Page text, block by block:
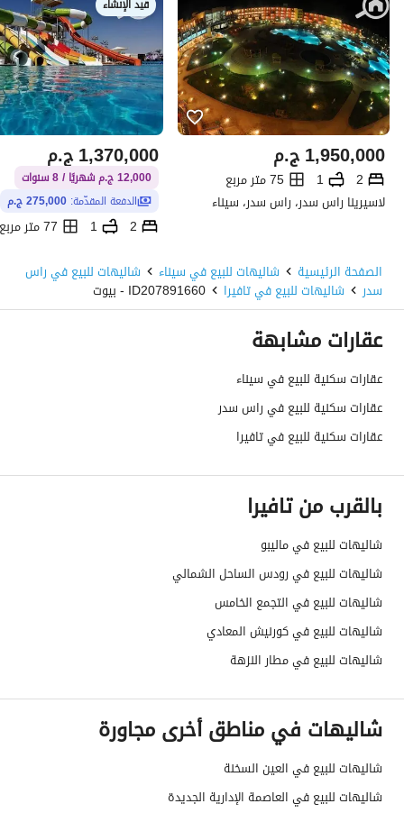
ج.م1,950,000
2
1
75 متر مربع
لاسيرينا راس سدر، راس سدر، سيناء
قيد الإنشاء
ج.م1,370,000
12,000 ج.م شهريًا / 8 سنوات
الدفعة المقدّمة: 275,000 ج.م
2
1
77 متر مربع
الصفحة الرئيسية
شاليهات للبيع في سيناء شاليهات للبيع في راس
سدر شاليهات للبيع في تافيرا ID207891660 - بيوت
عقارات مشابهة
عقارات سكنية للبيع في سيناء
عقارات سكنية للبيع في راس سدر
عقارات سكنية للبيع في تافيرا
بالقرب من تافيرا
شاليهات للبيع في ماليبو
شاليهات للبيع في رودس الساحل الشمالي
شاليهات للبيع في التجمع الخامس
شاليهات للبيع في كورنيش المعادي
شاليهات للبيع في مطار النزهة
شاليهات في مناطق أخرى مجاورة
شاليهات للبيع في العين السخنة
شاليهات للبيع في العاصمة الإدارية الجديدة